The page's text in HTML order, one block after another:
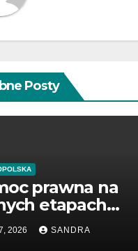
Posty
prawna na
etapach
2026 SANDRA